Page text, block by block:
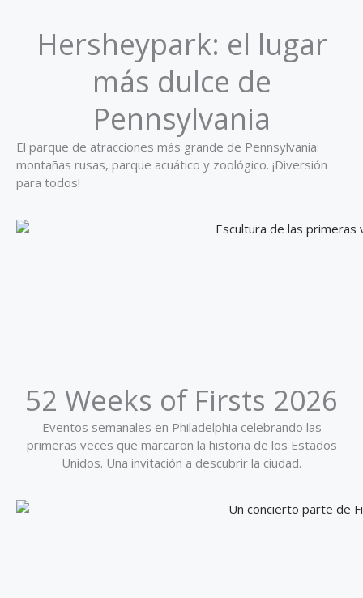
Hersheypark: el lugar
más dulce de
Pennsylvania
El parque de atracciones más grande de Pennsylvania:
montañas rusas, parque acuático y zoológico. ¡Diversión
para todos!
52 Weeks of Firsts 2026
Eventos semanales en Philadelphia celebrando las
primeras veces que marcaron la historia de los Estados
Unidos. Una invitación a descubrir la ciudad.